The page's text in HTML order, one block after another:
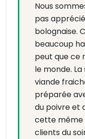
Nous
pas
bolognaise.
beaucoup
peut que ce
le monde.
viande
préparée
du poivre et
cette même
clients du